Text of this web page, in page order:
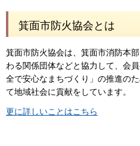
箕面市防火協会とは
箕面市防火協会は、箕面市消防本
わる関係団体などと協力して、会
全で安心なまちづくり」の推進の
て地域社会に貢献をしています。
更に詳しいことはこちら